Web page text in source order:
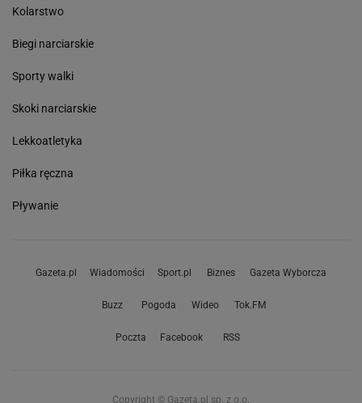
Kolarstwo
Biegi narciarskie
Sporty walki
Skoki narciarskie
Lekkoatletyka
Piłka ręczna
Pływanie
Gazeta.pl Wiadomości Sport.pl Biznes Gazeta Wyborcza
Buzz Pogoda Wideo Tok.FM
Poczta Facebook RSS
Copyright © Gazeta.pl sp. z o.o.